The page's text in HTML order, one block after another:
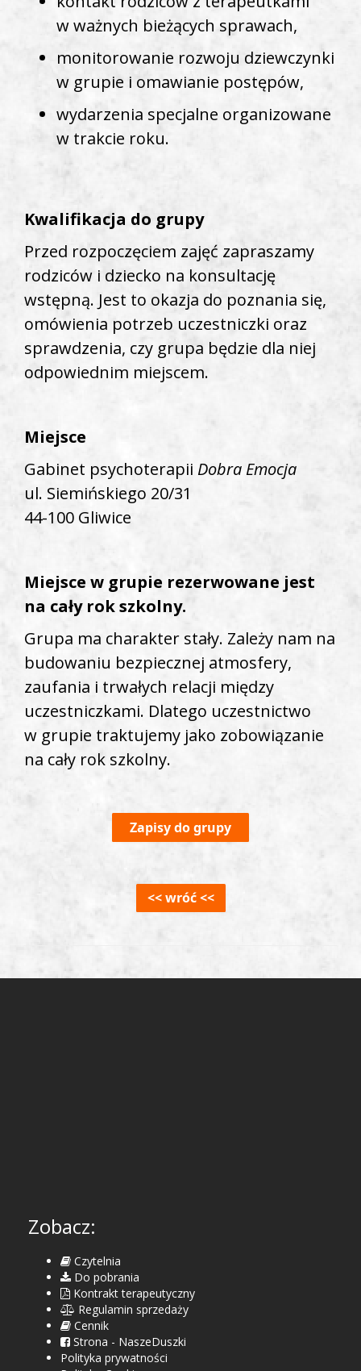
w ważnych bieżących sprawach,
monitorowanie rozwoju dziewczynki
w grupie i omawianie postępów,
wydarzenia specjalne organizowane
w trakcie roku.
Kwalifikacja do grupy
Przed rozpoczęciem zajęć zapraszamy
rodziców i dziecko na konsultację
wstępną. Jest to okazja do poznania się,
omówienia potrzeb uczestniczki oraz
sprawdzenia, czy grupa będzie dla niej
odpowiednim miejscem.
Miejsce
Gabinet psychoterapii Dobra Emocja
ul. Siemińskiego 20/31
44-100 Gliwice
Miejsce w grupie rezerwowane jest
na cały rok szkolny.
Grupa ma charakter stały. Zależy nam na
budowaniu bezpiecznej atmosfery,
zaufania i trwałych relacji między
uczestniczkami. Dlatego uczestnictwo
w grupie traktujemy jako zobowiązanie
na cały rok szkolny.
Zapisy do grupy
<< wróć <<
Zobacz:
Czytelnia
Do pobrania
Kontrakt terapeutyczny
Regulamin sprzedaży
Cennik
Strona - NaszeDuszki
Polityka prywatności